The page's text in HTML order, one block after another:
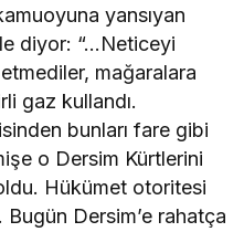
yansıyan
diyor: “…Neticeyi
mağaralara
gaz kullandı.
bunları fare gibi
o Dersim Kürtlerini
Hükümet otoritesi
Dersim’e rahatça